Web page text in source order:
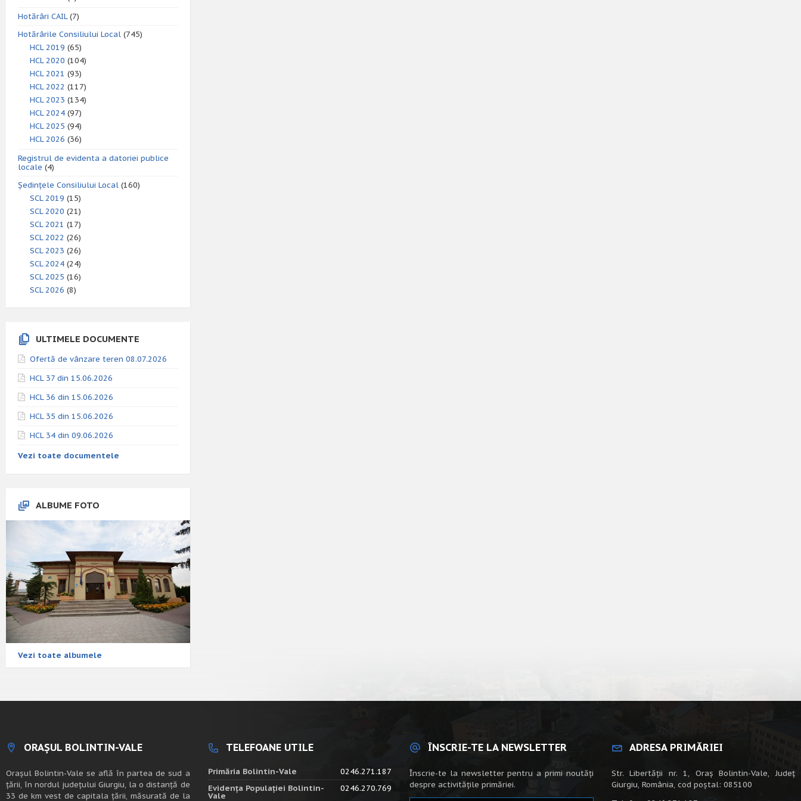
Hotărâri CAIL(7)
Hotărârile Consiliului Local (745)
HCL 2019 (65)
HCL 2020 (104)
HCL 2021 (93)
HCL 2022 (117)
HCL 2023 (134)
HCL 2024 (97)
HCL 2025 (94)
HCL 2026 (36)
Registrul de evidenta a datoriei publice
locale (4)
Ședințele Consiliului Local (160)
SCL 2019 (15)
SCL 2020 (21)
SCL 2021 (17)
SCL 2022 (26)
SCL 2023 (26)
SCL 2024 (24)
SCL 2025 (16)
SCL 2026 (8)
ULTIMELE DOCUMENTE
Ofertă de vânzare teren 08.07.2026
HCL 37 din 15.06.2026
HCL 36 din 15.06.2026
HCL 35 din 15.06.2026
HCL 34 din 09.06.2026
Vezi toate documentele
ALBUME FOTO
Vezi toate albumele
ORAȘUL BOLINTIN-VALE
Oraşul Bolintin-Vale se află în partea de sud a
ţării, în nordul judeţului Giurgiu, la o distanţă de
33 de km vest de capitala țării, măsurată de la
TELEFOANE UTILE
Primăria Bolintin-Vale
0246.271.187
Evidența Populației Bolintin-
Vale
0246.270.769
ÎNSCRIE-TE LA NEWSLETTER
Înscrie-te la newsletter pentru a primi noutăți
despre activitățile primăriei.
ADRESA PRIMĂRIEI
Str. Libertății nr. 1, Oraș Bolintin-Vale, Județ
Giurgiu, România, cod poștal: 085100